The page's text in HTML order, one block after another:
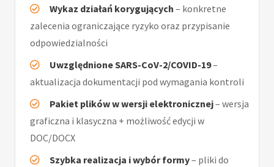
Wykaz działań korygujących – konkretne
zalecenia ograniczające ryzyko oraz przypisanie
odpowiedzialności
Uwzględnione SARS-CoV-2/COVID-19–
aktualizacja dokumentacji pod wymagania kontroli
Pakiet plików w wersji elektronicznej– wersja
graficzna i klasyczna + możliwość edycji w
DOC/DOCX
Szybka realizacja i wybór formy– pliki do